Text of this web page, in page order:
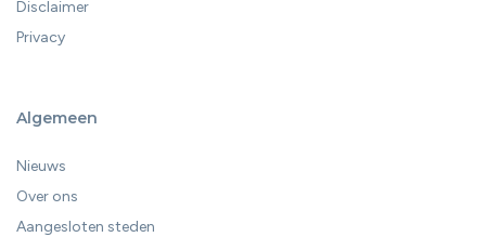
Disclaimer
Privacy
Algemeen
Nieuws
Over ons
Aangesloten steden